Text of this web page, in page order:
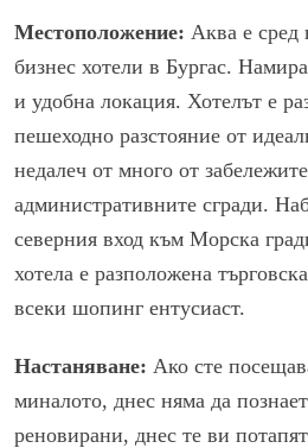
Местоположение: Аква е сред
бизнес хотели в Бургас.
и удобна локация. Хотелът е
пешеходно разстояние от
недалеч от много от
административните сгради.
северния вход към Морска
хотела е разположена
всеки шопинг ентусиаст.
Настаняване: Ако сте
миналото, днес няма да
реновирани, днес те ви